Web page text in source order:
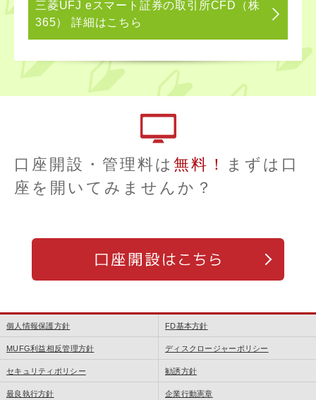
三菱UFJ eスマート証券の取引所CFD（株
365） 詳細はこちら
口座開設・管理料は 無料！
まずは口
座を開いてみませんか？
個人情報保護方針 FD基本方針
MUFG利益相反管理方針 ディスクロージャーポリシー
セキュリティポリシー 勧誘方針
最良執行方針 企業行動憲章